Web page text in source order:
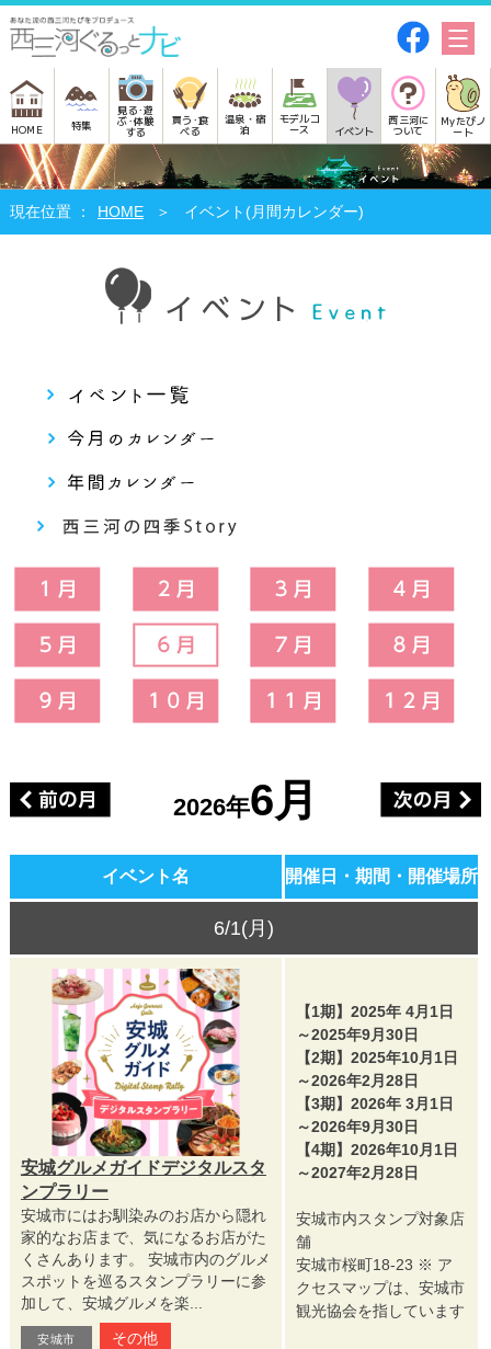
HOME 特集
見る･遊
ぶ･体験
する
買う･食
べる
温泉・宿
泊
モデルコ
ース イベント
西三河に
ついて
Myたびノ
ート
HOME イベント(月間カレンダー)
2026年6月
イベント名 開催日・期間・開催場所
6/1(月)
安城グルメガイドデジタルスタ
ンプラリー
安城市にはお馴染みのお店から隠れ
家的なお店まで、気になるお店がた
くさんあります。 安城市内のグルメ
スポットを巡るスタンプラリーに参
加して、安城グルメを楽...
安城市 その他
【1期】2025年 4月1日
～2025年9月30日
【2期】2025年10月1日
～2026年2月28日
【3期】2026年 3月1日
～2026年9月30日
【4期】2026年10月1日
～2027年2月28日
安城市内スタンプ対象店
舗
安城市桜町18-23 ※ ア
クセスマップは、安城市
観光協会を指しています